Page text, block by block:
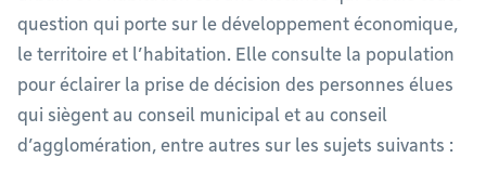
question qui porte sur le développement économique,
le territoire et l’habitation. Elle consulte la population
pour éclairer la prise de décision des personnes élues
qui siègent au conseil municipal et au conseil
d’agglomération, entre autres sur les sujets suivants :